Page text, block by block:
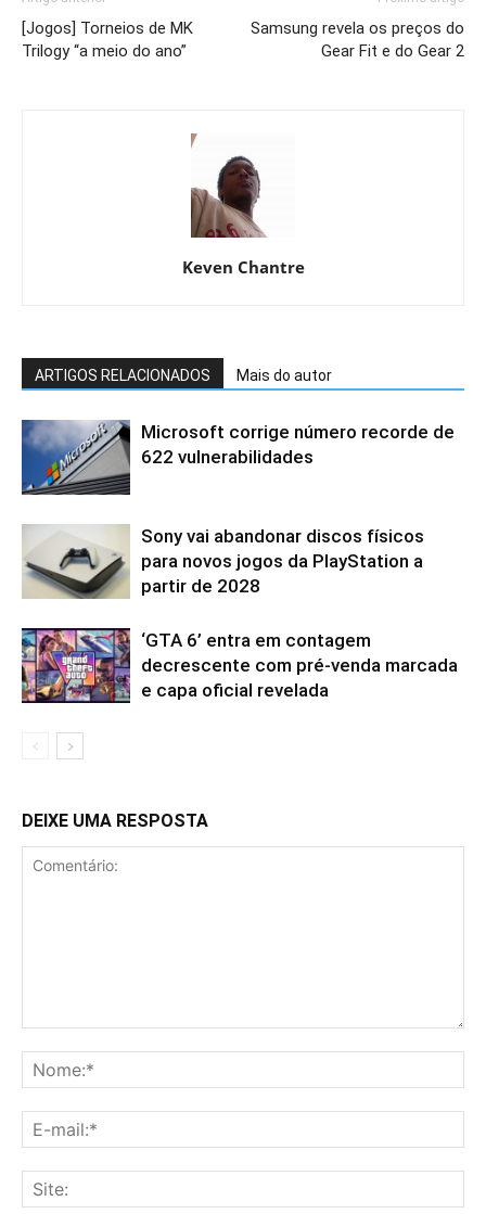
[Jogos] Torneios de MK
Trilogy “a meio do ano”
Samsung revela os preços do
Gear Fit e do Gear 2
Keven Chantre
ARTIGOS RELACIONADOS Mais do autor
Microsoft corrige número recorde de
622 vulnerabilidades
Sony vai abandonar discos físicos
para novos jogos da PlayStation a
partir de 2028
‘GTA 6’ entra em contagem
decrescente com pré-venda marcada
e capa oficial revelada
DEIXE UMA RESPOSTA